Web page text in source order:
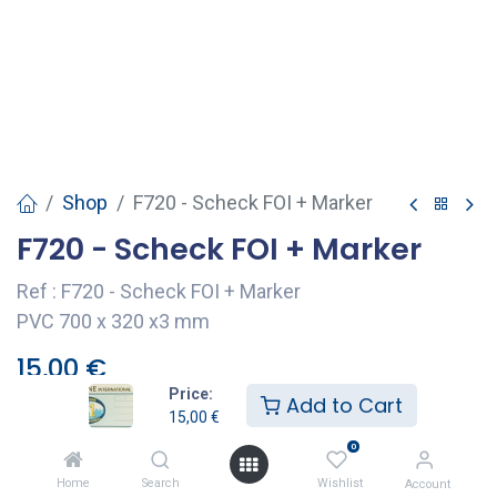
Price:
15,00 € Add to Cart
Home Search
0
Wishlist Account
Shop F720 - Scheck FOI + Marker
F720 - Scheck FOI + Marker
Ref : F720 - Scheck FOI + Marker
PVC 700 x 320 x3 mm
15,00 €
Add to Cart